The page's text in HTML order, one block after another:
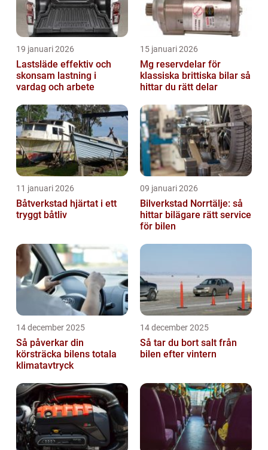
19 januari 2026
Lastsläde effektiv och
skonsam lastning i
vardag och arbete
15 januari 2026
Mg reservdelar för
klassiska brittiska bilar så
hittar du rätt delar
11 januari 2026
Båtverkstad hjärtat i ett
tryggt båtliv
09 januari 2026
Bilverkstad Norrtälje: så
hittar bilägare rätt service
för bilen
14 december 2025
Så påverkar din
körsträcka bilens totala
klimatavtryck
14 december 2025
Så tar du bort salt från
bilen efter vintern